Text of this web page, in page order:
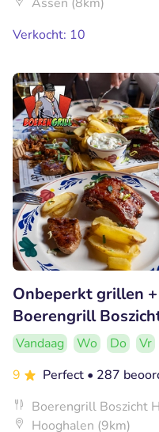
Assen (8km)
Verkocht: 10
Onbeperkt grillen
Boerengrill
Vandaag Wo Do Vr
9
Perfect • 287
Boerengrill Boszicht
Hooghalen (9km)